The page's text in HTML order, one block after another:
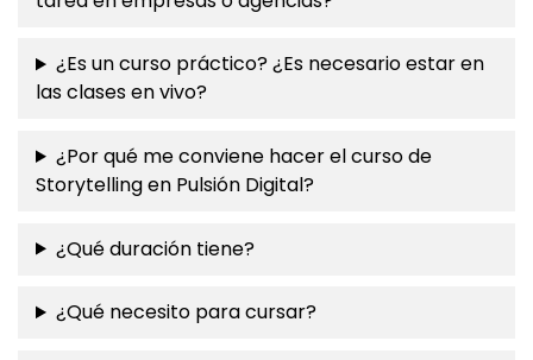
¿Es un curso práctico? ¿Es necesario estar en
las clases en vivo?
¿Por qué me conviene hacer el curso de
Storytelling en Pulsión Digital?
¿Qué duración tiene?
¿Qué necesito para cursar?